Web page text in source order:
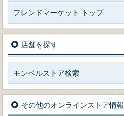
フレンドマーケット トップ
店舗を探す
モンベルストア検索
その他のオンラインストア情報